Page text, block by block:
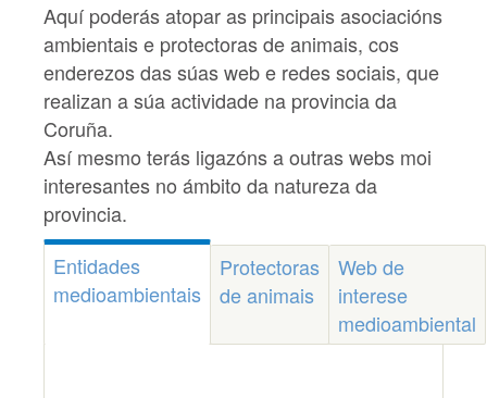
Aquí poderás atopar as principais asociacións
ambientais e protectoras de animais, cos
enderezos das súas web e redes sociais, que
realizan a súa actividade na provincia da
Coruña.
Así mesmo terás ligazóns a outras webs moi
interesantes no ámbito da natureza da
provincia.
Entidades
medioambientais
Protectoras
de animais
Web de
interese
medioambiental